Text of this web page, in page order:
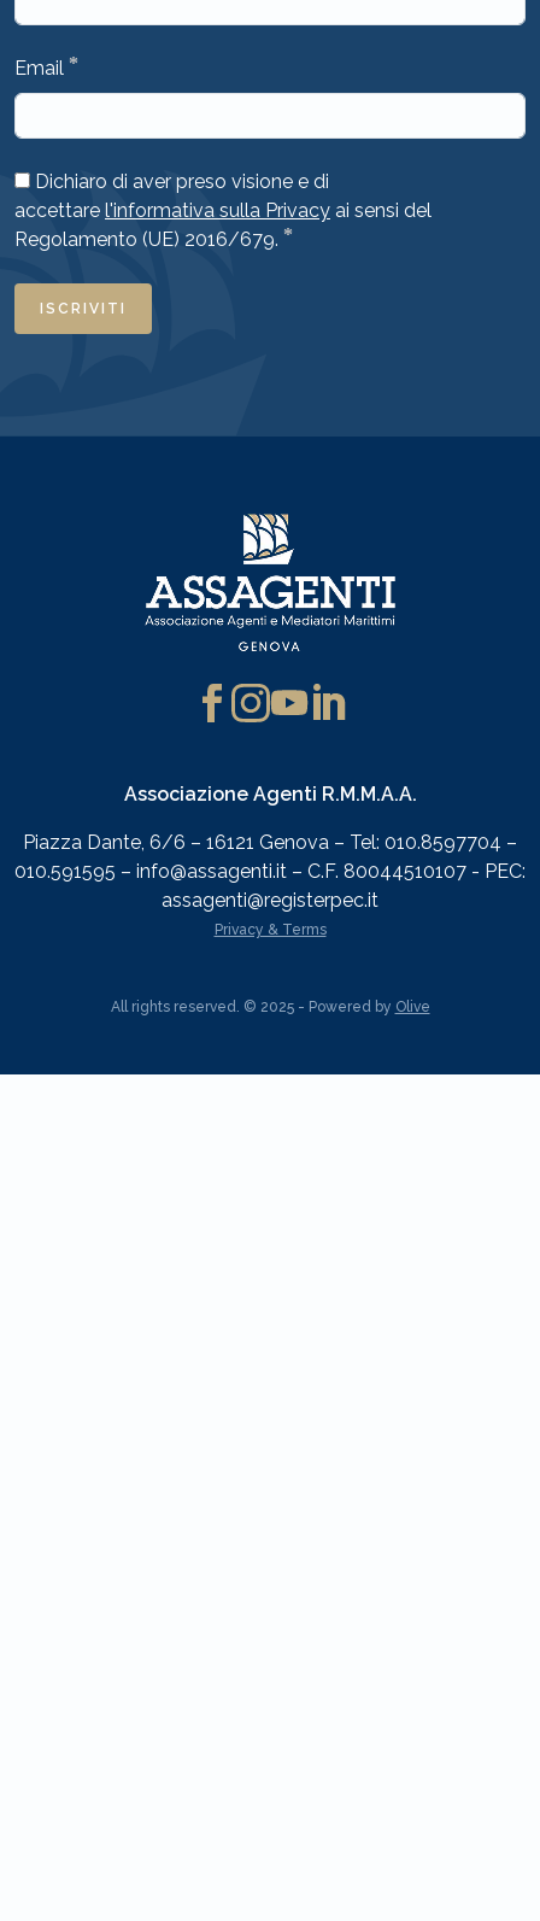
Email *
Dichiaro di aver preso visione e di
accettare l'informativa sulla Privacy ai sensi del
Regolamento (UE) 2016/679. *
ISCRIVITI
Associazione Agenti R.M.M.A.A.
Piazza Dante, 6/6 – 16121 Genova – Tel: 010.8597704 –
010.591595 – info@assagenti.it – C.F. 80044510107 - PEC:
assagenti@registerpec.it
Privacy & Terms
All rights reserved. © 2025 - Powered by Olive